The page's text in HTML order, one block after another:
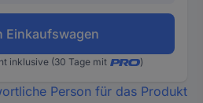
Einkaufswagen
inklusive (30 Tage mit )
Person für das Produkt